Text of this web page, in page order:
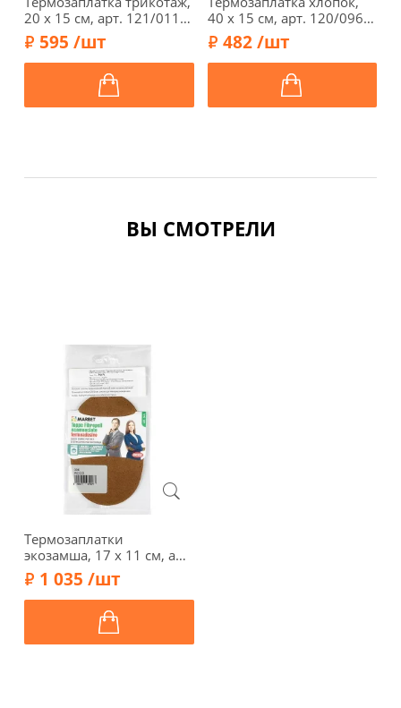
20 х 15 см, арт. 121/011,
темно-серый
595 /шт
40 х 15 см, арт. 120/096,
обесцв. джинс меланж
482 /шт
ВЫ СМОТРЕЛИ
Термозаплатки
экозамша, 17 х 11 см, арт.
34-А/096, цвет дерева
1 035 /шт